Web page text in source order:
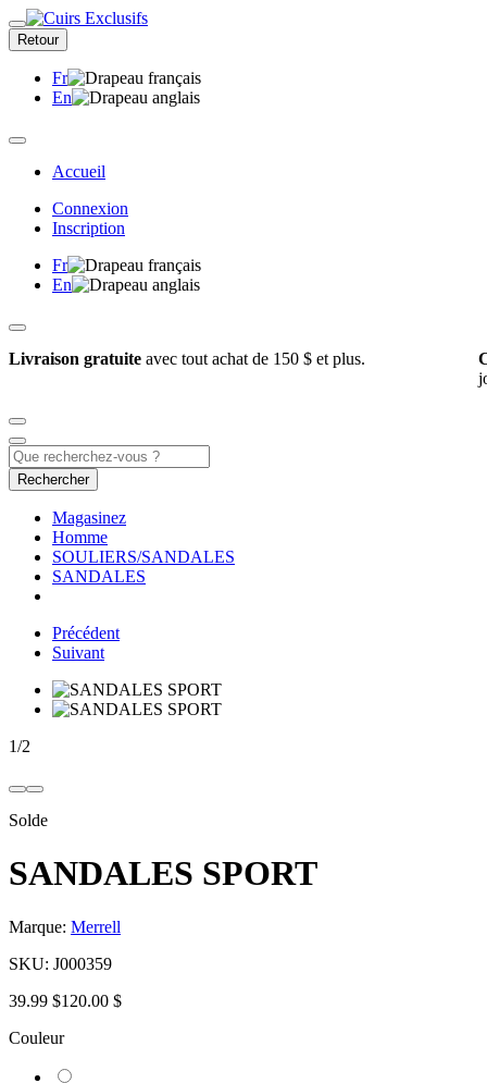
Retour
Fr
En
Accueil
Connexion
Inscription
Fr
En
Livraison gratuite avec tout achat de 150 $ et plus.
Rechercher
Magasinez
Homme
SOULIERS/SANDALES
SANDALES
Précédent
Suivant
1/2
Solde
SANDALES SPORT
Marque: Merrell
SKU: J000359
39.99 $120.00 $
Couleur